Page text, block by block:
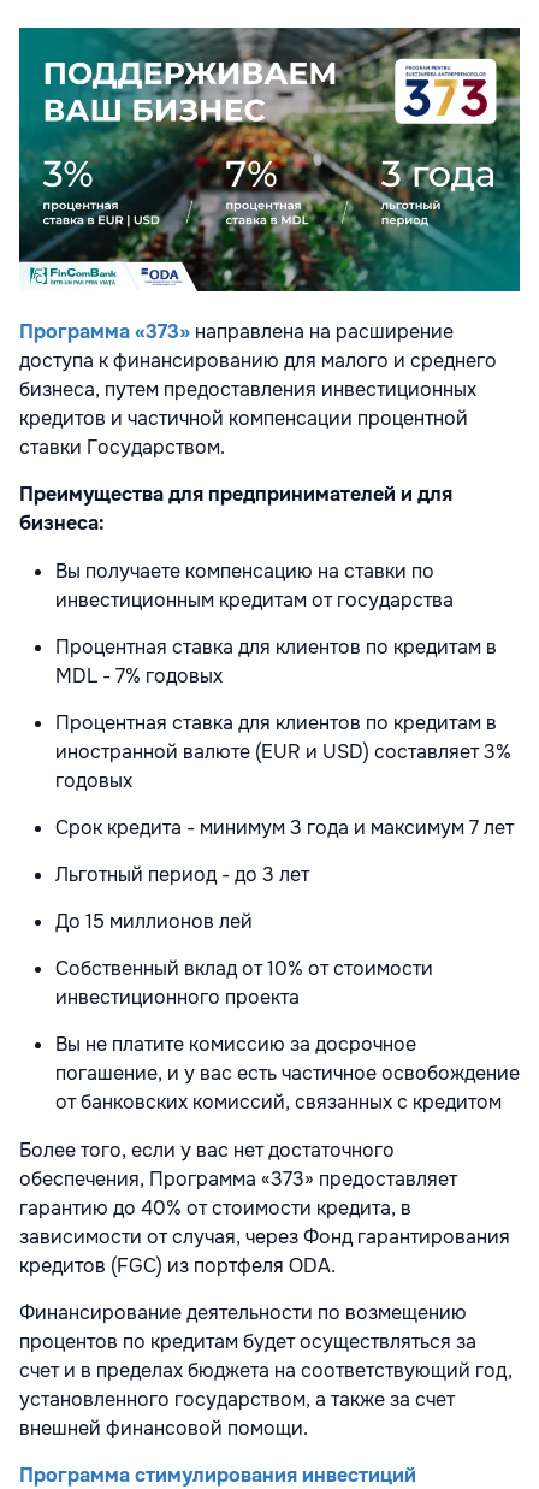
Программа «373» направлена на расширение
доступа к финансированию для малого и среднего
бизнеса, путем предоставления инвестиционных
кредитов и частичной компенсации процентной
ставки Государством.
Преимущества для предпринимателей и для
бизнеса:
Вы получаете компенсацию на ставки по
инвестиционным кредитам от государства
Процентная ставка для клиентов по кредитам в
MDL - 7% годовых
Процентная ставка для клиентов по кредитам в
иностранной валюте (EUR и USD) составляет 3%
годовых
Срок кредита - минимум 3 года и максимум 7 лет
Льготный период - до 3 лет
До 15 миллионов лей
Собственный вклад от 10% от стоимости
инвестиционного проекта
Вы не платите комиссию за досрочное
погашение, и у вас есть частичное освобождение
от банковских комиссий, связанных с кредитом
Более того, если у вас нет достаточного
обеспечения, Программа «373» предоставляет
гарантию до 40% от стоимости кредита, в
зависимости от случая, через Фонд гарантирования
кредитов (FGC) из портфеля ODA.
Финансирование деятельности по возмещению
процентов по кредитам будет осуществляться за
счет и в пределах бюджета на соответствующий год,
установленного государством, а также за счет
внешней финансовой помощи.
Программа стимулирования инвестиций